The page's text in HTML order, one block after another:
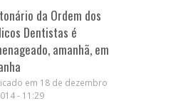
da Ordem dos
Dentistas é
amanhã, em
em 18 de dezembro
- 11:29